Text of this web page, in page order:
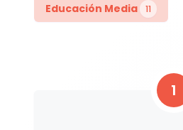
Educación Media 11
1